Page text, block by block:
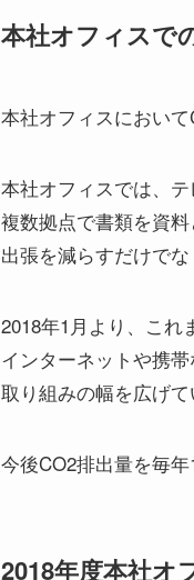
本社オフィスで
本社オフィスにおいて
本社オフィスでは、テ
複数拠点で書類を資
出張を減らすだけで
2018年1月より、これ
インターネットや携
取り組みの幅を広げて
今後CO2排出量を毎
2018年度本社オ